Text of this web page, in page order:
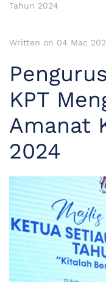
Tahun 2024
Written on 04 Mac
KPT
Amanat
2024